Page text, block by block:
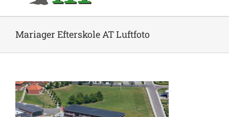
Mariager Efterskole AT Luftfoto